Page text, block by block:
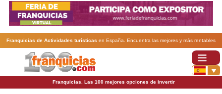
Franquicias de Actividades turísticas en España. Encuentra las mejores y más rentables
franquicias de Actividades turísticas . Abre tu negocio a través de una franquicia barata,
rentable y segura.
Franquicias. Las 100 mejores opciones de invertir